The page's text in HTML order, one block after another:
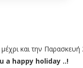
και την Παρασκευή
a happy holiday ..!